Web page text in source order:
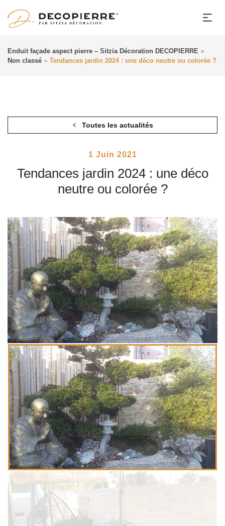
Enduit façade aspect pierre – Sitzia Décoration DECOPIERRE >
Non classé > Tendances jardin 2024 : une déco neutre ou colorée ?
Toutes les actualités
Tendances jardin 2024 : une déco
neutre ou colorée ?
Posted
1 Juin 2021